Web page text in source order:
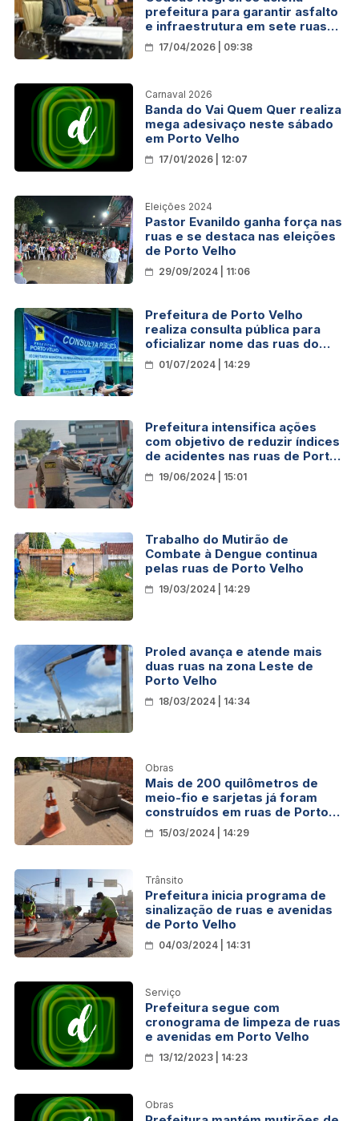
prefeitura para garantir asfalto
e infraestrutura em sete ruas
de Porto Velho
17/04/2026 | 09:38
Carnaval 2026
Banda do Vai Quem Quer realiza
mega adesivaço neste sábado
em Porto Velho
17/01/2026 | 12:07
Eleições 2024
Pastor Evanildo ganha força nas
ruas e se destaca nas eleições
de Porto Velho
29/09/2024 | 11:06
Prefeitura de Porto Velho
realiza consulta pública para
oficializar nome das ruas do
bairro Nova Esperança
01/07/2024 | 14:29
Prefeitura intensifica ações
com objetivo de reduzir índices
de acidentes nas ruas de Porto
Velho
19/06/2024 | 15:01
Trabalho do Mutirão de
Combate à Dengue continua
pelas ruas de Porto Velho
19/03/2024 | 14:29
Proled avança e atende mais
duas ruas na zona Leste de
Porto Velho
18/03/2024 | 14:34
Obras
Mais de 200 quilômetros de
meio-fio e sarjetas já foram
construídos em ruas de Porto
Velho
15/03/2024 | 14:29
Trânsito
Prefeitura inicia programa de
sinalização de ruas e avenidas
de Porto Velho
04/03/2024 | 14:31
Serviço
Prefeitura segue com
cronograma de limpeza de ruas
e avenidas em Porto Velho
13/12/2023 | 14:23
Obras